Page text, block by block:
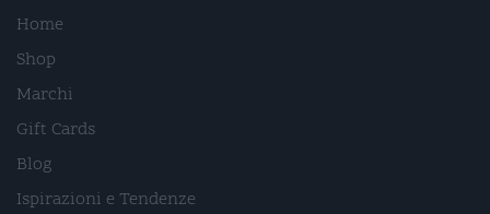
Home
Shop
Marchi
Gift Cards
Blog
Ispirazioni e Tendenze